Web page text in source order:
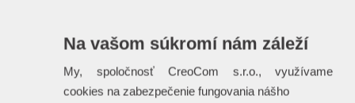
Na vašom súkromí nám záleží
My, spoločnosť CreoCom s.r.o., využívame
cookies na zabezpečenie fungovania nášho